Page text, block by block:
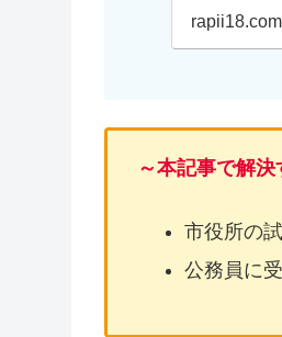
rapii18.com
～本記事で解決
市役所の
公務員に